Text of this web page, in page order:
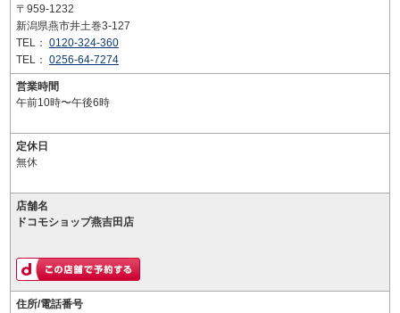
〒959-1232
新潟県燕市井土巻3-127
TEL： 0120-324-360
TEL： 0256-64-7274
営業時間
午前10時〜午後6時
定休日
無休
店舗名
ドコモショップ燕吉田店
住所/電話番号